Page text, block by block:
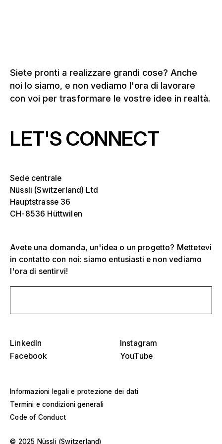
Siete pronti a realizzare grandi cose? Anche
noi lo siamo, e non vediamo l'ora di lavorare
con voi per trasformare le vostre idee in realtà.
LET'S CONNECT
Sede centrale
Nüssli (Switzerland) Ltd
Hauptstrasse 36
CH-8536 Hüttwilen
LinkedIn
Instagram
Facebook
YouTube
Avete una domanda, un'idea o un progetto? Mettetevi
in contatto con noi: siamo entusiasti e non vediamo
l'ora di sentirvi!
© 2025 Nüssli (Switzerland)
Informazioni legali e protezione dei dati
Termini e condizioni generali
Code of Conduct
Strutture per eventi
Costruzione di saloni
Progetti speciali e costruzioni personalizzate
Seleziona una regione o un paese specifico
Europa